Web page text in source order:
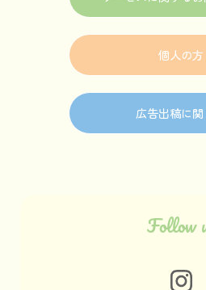
個人の方
広告出稿に関
Follow